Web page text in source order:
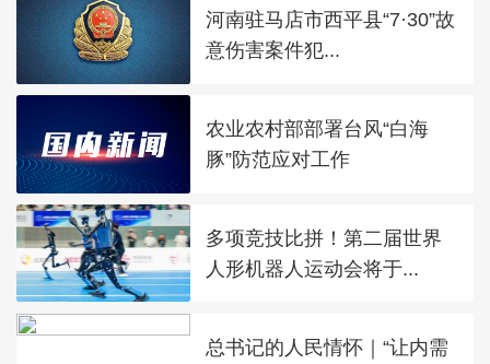
河南驻马店市西平县“7·30”故
意伤害案件犯...
农业农村部部署台风“白海
豚”防范应对工作
多项竞技比拼！第二届世界
人形机器人运动会将于...
总书记的人民情怀｜“让内需